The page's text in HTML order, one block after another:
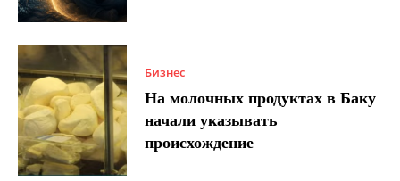
Бизнес
На молочных продуктах в Баку
начали указывать
происхождение